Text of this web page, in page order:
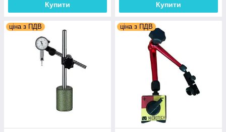
Купити Купити
ціна з ПДВ ціна з ПДВ